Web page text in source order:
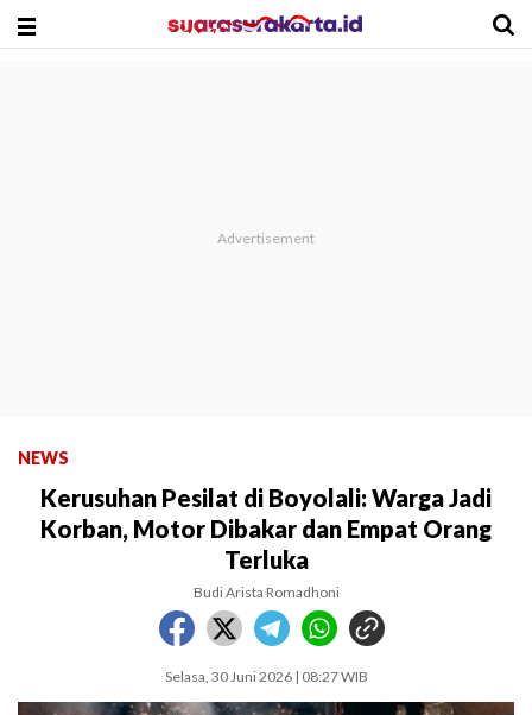
NEWS
Kerusuhan Pesilat di Boyolali: Warga Jadi
Korban, Motor Dibakar dan Empat Orang
Terluka
Budi Arista Romadhoni
Selasa, 30 Juni 2026 | 08:27 WIB